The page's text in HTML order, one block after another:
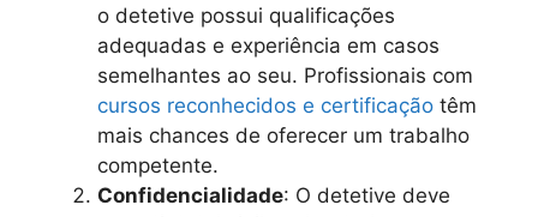
o detetive possui qualificações
adequadas e experiência em casos
semelhantes ao seu. Profissionais com
cursos reconhecidos e certificação têm
mais chances de oferecer um trabalho
competente.
Confidencialidade: O detetive deve